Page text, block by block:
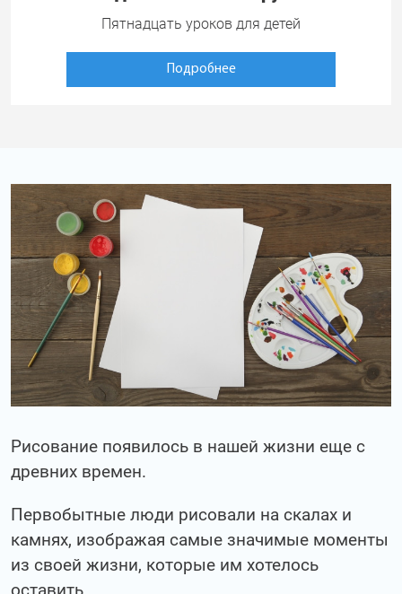
Пятнадцать уроков для детей
Подробнее
Рисование появилось в нашей жизни еще с
древних времен.
Первобытные люди рисовали на скалах и
камнях, изображая самые значимые моменты
из своей жизни, которые им хотелось
оставить